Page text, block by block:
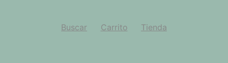
Buscar Carrito Tienda